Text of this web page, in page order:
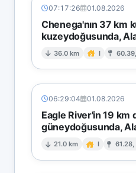
07:17:26 01.08.2026
Chenega'nın 37 km
kuzeydoğusunda,
36.0 km I
06:29:04 01.08.2026
Eagle River'in 19 km
güneydoğusunda,
21.0 km I 61.28,